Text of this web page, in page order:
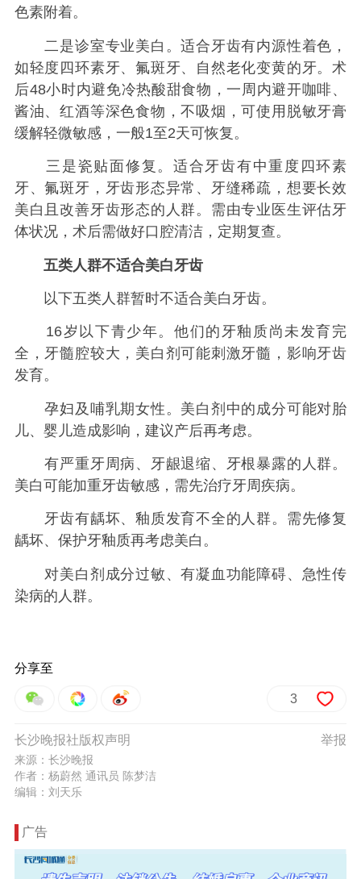
色素附着。
二是诊室专业美白。适合牙齿有内源性着色，
如轻度四环素牙、氟斑牙、自然老化变黄的牙。术
后48小时内避免冷热酸甜食物，一周内避开咖啡、
酱油、红酒等深色食物，不吸烟，可使用脱敏牙膏
缓解轻微敏感，一般1至2天可恢复。
三是瓷贴面修复。适合牙齿有中重度四环素
牙、氟斑牙，牙齿形态异常、牙缝稀疏，想要长效
美白且改善牙齿形态的人群。需由专业医生评估牙
体状况，术后需做好口腔清洁，定期复查。
五类人群不适合美白牙齿
以下五类人群暂时不适合美白牙齿。
16岁以下青少年。他们的牙釉质尚未发育完
全，牙髓腔较大，美白剂可能刺激牙髓，影响牙齿
发育。
孕妇及哺乳期女性。美白剂中的成分可能对胎
儿、婴儿造成影响，建议产后再考虑。
有严重牙周病、牙龈退缩、牙根暴露的人群。
美白可能加重牙齿敏感，需先治疗牙周疾病。
牙齿有龋坏、釉质发育不全的人群。需先修复
龋坏、保护牙釉质再考虑美白。
对美白剂成分过敏、有凝血功能障碍、急性传
染病的人群。
分享至
3
举报
长沙晚报社版权声明
来源：长沙晚报
作者：杨蔚然 通讯员 陈梦洁
编辑：刘天乐
广告